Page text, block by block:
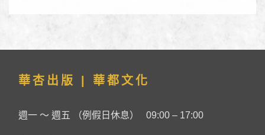
華杏出版 | 華都文化
週一 ～ 週五 （例假日休息） 09:00 – 17:00